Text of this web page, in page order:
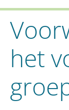
het